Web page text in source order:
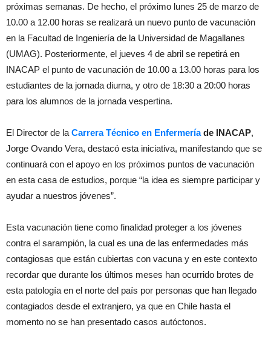
próximas semanas. De hecho, el próximo lunes 25 de marzo de
10.00 a 12.00 horas se realizará un nuevo punto de vacunación
en la Facultad de Ingeniería de la Universidad de Magallanes
(UMAG). Posteriormente, el jueves 4 de abril se repetirá en
INACAP el punto de vacunación de 10.00 a 13.00 horas para los
estudiantes de la jornada diurna, y otro de 18:30 a 20:00 horas
para los alumnos de la jornada vespertina.
El Director de la Carrera Técnico en Enfermería de INACAP,
Jorge Ovando Vera, destacó esta iniciativa, manifestando que se
continuará con el apoyo en los próximos puntos de vacunación
en esta casa de estudios, porque “la idea es siempre participar y
ayudar a nuestros jóvenes”.
Esta vacunación tiene como finalidad proteger a los jóvenes
contra el sarampión, la cual es una de las enfermedades más
contagiosas que están cubiertas con vacuna y en este contexto
recordar que durante los últimos meses han ocurrido brotes de
esta patología en el norte del país por personas que han llegado
contagiados desde el extranjero, ya que en Chile hasta el
momento no se han presentado casos autóctonos.